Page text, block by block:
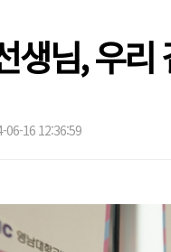
생님, 우리
06-16 12:36:59